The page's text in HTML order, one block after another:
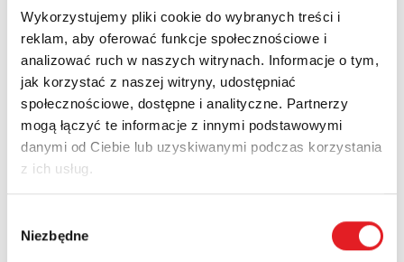
Wykorzystujemy pliki cookie do wybranych treści i
reklam, aby oferować funkcje społecznościowe i
analizować ruch w naszych witrynach. Informacje o tym,
jak korzystać z naszej witryny, udostępniać
społecznościowe, dostępne i analityczne. Partnerzy
mogą łączyć te informacje z innymi podstawowymi
danymi od Ciebie lub uzyskiwanymi podczas korzystania
z ich usług.
zgody
Niezbędne
Zapytaj o szczegóły oferty
Imię i nazwisko: *
Adres e-mail: *